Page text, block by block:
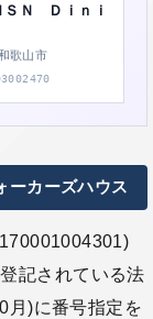
ＳＮ Ｄｉｎｉ
歌山市
ーカーズハウス
記されている法
月)に番号指定を